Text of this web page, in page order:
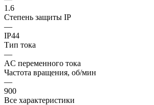
1.6
Степень защиты IP
—
IP44
Тип тока
—
AC переменного тока
Частота вращения, об/мин
—
900
Все характеристики